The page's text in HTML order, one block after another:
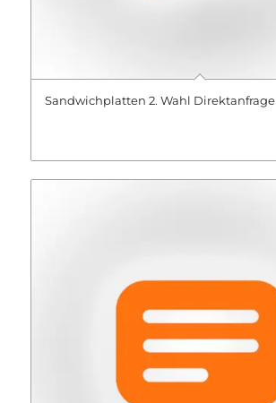
Sandwichplatten 2. Wahl Direktanfrage